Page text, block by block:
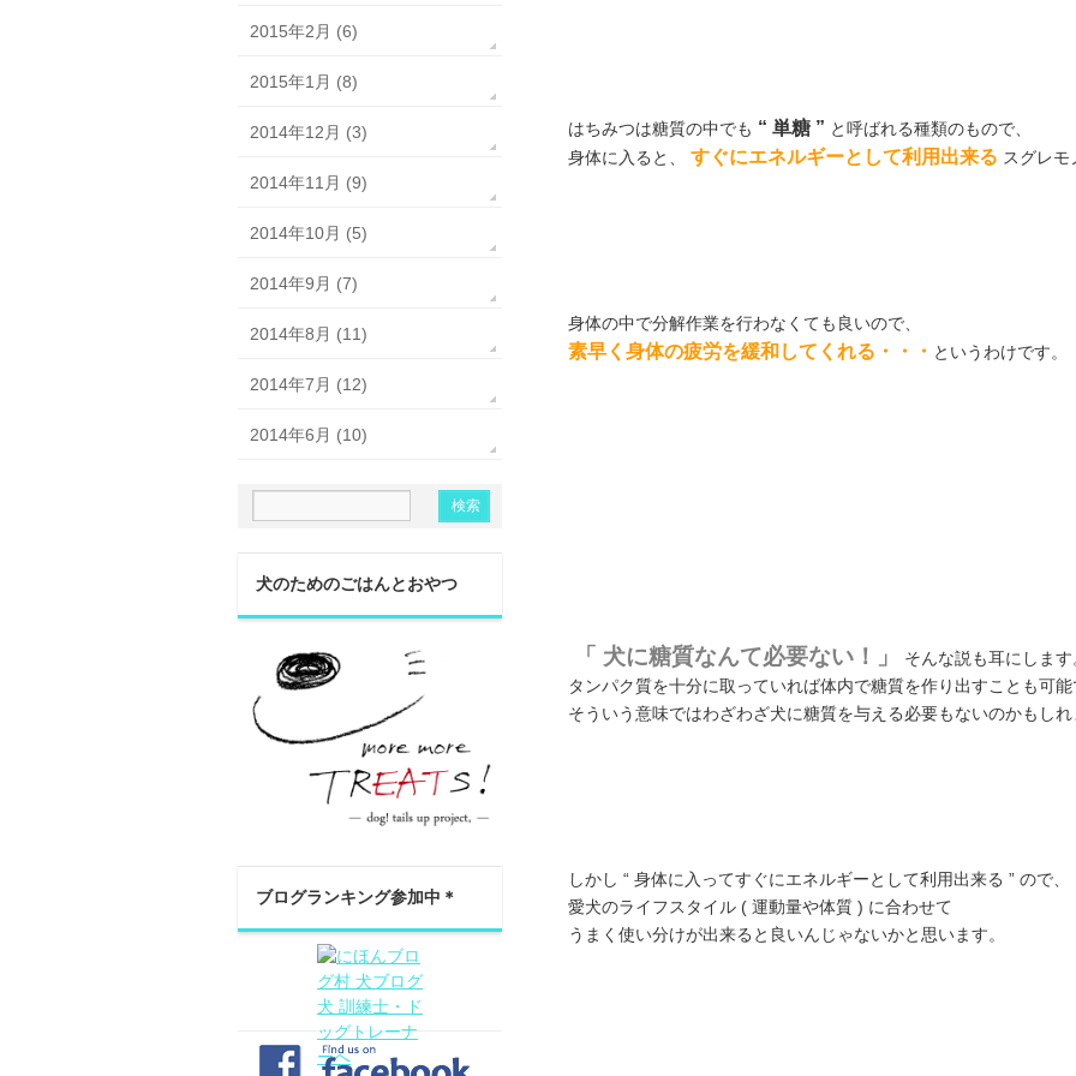
はちみつは糖質の中でも “ 単糖 ” と呼ばれる種類のもので、
身体に入ると、 すぐにエネルギーとして利用出来る スグレモ
身体の中で分解作業を行わなくても良いので、
素早く身体の疲労を緩和してくれる・・・ というわけです。
「 犬に糖質なんて必要ない！」
そんな説も耳にします
タンパク質を十分に取っていれば体内で糖質を作り出すことも可
そういう意味ではわざわざ犬に糖質を与える必要もないのかもし
しかし “ 身体に入ってすぐにエネルギーとして利用出来る ” ので、
愛犬のライフスタイル ( 運動量や体質 ) に合わせて
うまく使い分けが出来ると良いんじゃないかと思います。
2015年2月 (6)
2015年1月 (8)
2014年12月 (3)
2014年11月 (9)
2014年10月 (5)
2014年9月 (7)
2014年8月 (11)
2014年7月 (12)
2014年6月 (10)
犬のためのごはんとおやつ
ブログランキング参加中＊